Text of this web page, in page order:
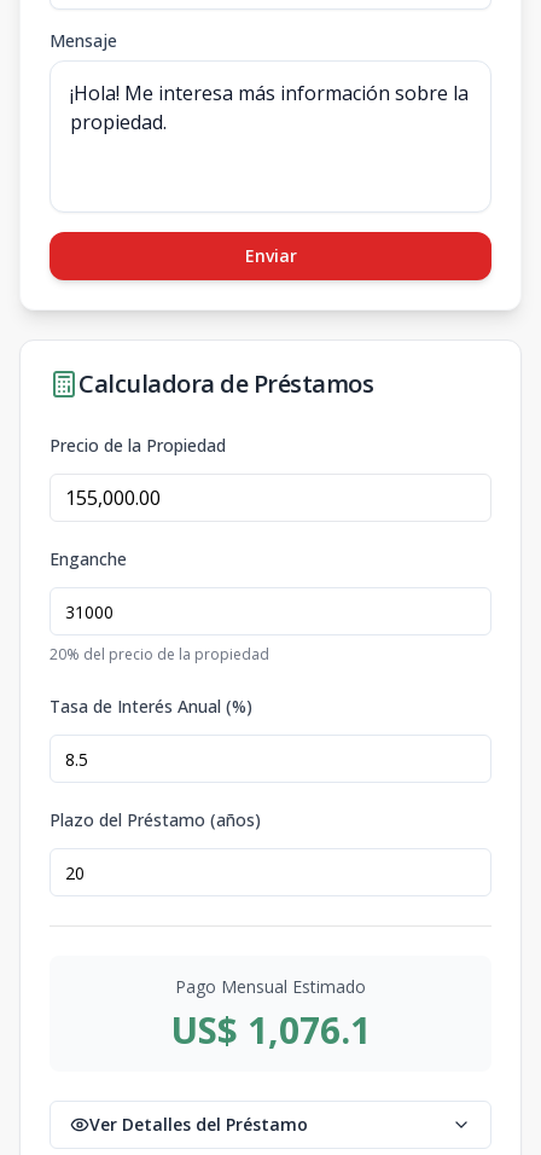
Mensaje
Enviar
Calculadora de Préstamos
Precio de la Propiedad
Enganche
20% del precio de la propiedad
Tasa de Interés Anual (%)
Plazo del Préstamo (años)
Pago Mensual Estimado
US$ 1,076.1
Ver Detalles del Préstamo